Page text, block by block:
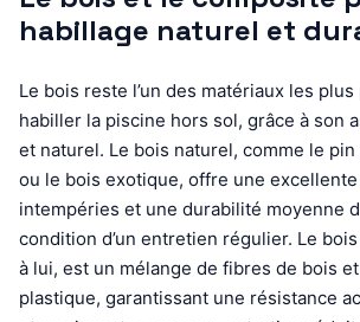
habillage naturel et
Le bois reste l’un des matériaux les
habiller la piscine hors sol, grâce à son
et naturel. Le bois naturel, comme le
ou le bois exotique, offre une
intempéries et une durabilité moyenne
condition d’un entretien régulier. Le
à lui, est un mélange de fibres de bois
plastique, garantissant une résistance